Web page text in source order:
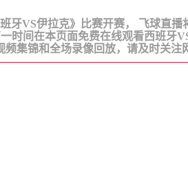
牙VS伊拉克》比赛开赛， 飞球直
时间在本页面免费在线观看西班牙
集锦和全场录像回放，请及时关注